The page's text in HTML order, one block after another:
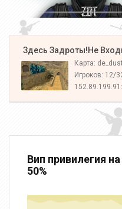
Карта:
Игроков: 12/
Вип привилегия
50%